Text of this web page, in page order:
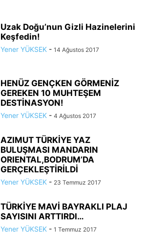
Uzak Doğu’nun Gizli Hazinelerini
Keşfedin!
Yener YÜKSEK - 14 Ağustos 2017
HENÜZ GENÇKEN GÖRMENİZ
GEREKEN 10 MUHTEŞEM
DESTİNASYON!
Yener YÜKSEK - 4 Ağustos 2017
AZIMUT TÜRKİYE YAZ
BULUŞMASI MANDARIN
ORIENTAL,BODRUM’DA
GERÇEKLEŞTİRİLDİ
Yener YÜKSEK - 23 Temmuz 2017
TÜRKİYE MAVİ BAYRAKLI PLAJ
SAYISINI ARTTIRDI…
Yener YÜKSEK - 1 Temmuz 2017